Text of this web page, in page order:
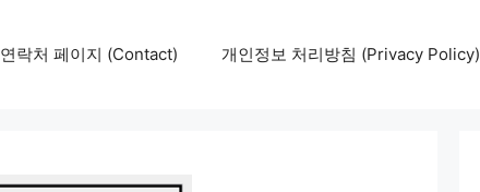
연락처 페이지 (Contact) 개인정보 처리방침 (Privacy Policy)